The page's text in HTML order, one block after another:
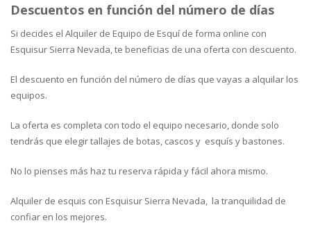
Descuentos en función del número de días
Si decides el Alquiler de Equipo de Esquí de forma online con
Esquisur Sierra Nevada, te beneficias de una oferta con descuento.
El descuento en función del número de días que vayas a alquilar los
equipos.
La oferta es completa con todo el equipo necesario, donde solo
tendrás que elegir tallajes de botas, cascos y esquís y bastones.
No lo pienses más haz tu reserva rápida y fácil ahora mismo.
Alquiler de esquis con Esquisur Sierra Nevada, la tranquilidad de
confiar en los mejores.